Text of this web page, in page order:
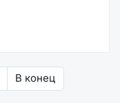
В конец